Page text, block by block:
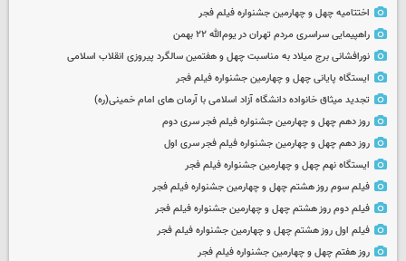
اختتامیه چهل و چهارمین جشنواره فیلم فجر
راهپیمایی سراسری مردم تهران در یوم‌الله ۲۲ بهمن
نورافشانی برج میلاد به مناسبت چهل‌ و هفتمین سالگرد پیروزی انقلاب اسلامی
ایستگاه پایانی چهل و چهارمین جشنواره فیلم فجر
تجدید میثاق خانواده دانشگاه آزاد اسلامی با آرمان های امام خمینی(ره)
روز دهم چهل و چهارمین جشنواره فیلم فجر سری دوم
روز دهم چهل و چهارمین جشنواره فیلم فجر سری اول
ایستگاه نهم چهل و چهارمین جشنواره فیلم فجر
فیلم سوم روز هشتم چهل و چهارمین جشنواره فیلم فجر
فیلم دوم روز هشتم چهل و چهارمین جشنواره فیلم فجر
فیلم اول روز هشتم چهل و چهارمین جشنواره فیلم فجر
روز هفتم چهل و چهارمین جشنواره فیلم فجر